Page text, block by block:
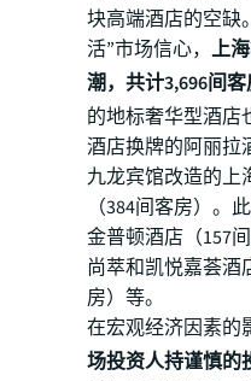
块高端酒店的空缺
活”市场信心， 上
潮，共计3,696间客
的地标奢华型酒店
酒店换牌的阿丽拉
九龙宾馆改造的上
（384间客房）。
金普顿酒店（157
尚萃和凯悦嘉荟酒
房）等。
在宏观经济因素的
场投资人持谨慎的